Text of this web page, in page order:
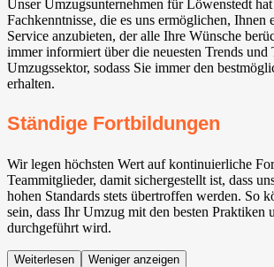
Unser Umzugsunternehmen für Löwenstedt hat
Fachkenntnisse, die es uns ermöglichen, Ihnen
Service anzubieten, der alle Ihre Wünsche
immer informiert über die neuesten Trends und
Umzugssektor, sodass Sie immer den
erhalten.
Ständige Fortbildungen
Wir legen höchsten Wert auf kontinuierliche
Teammitglieder, damit sichergestellt ist, dass
hohen Standards stets übertroffen werden. So
sein, dass Ihr Umzug mit den besten Praktiken
durchgeführt wird.
Weiterlesen Weniger anzeigen